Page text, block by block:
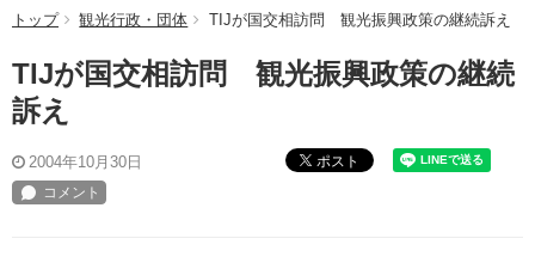
トップ 観光行政・団体 TIJが国交相訪問 観光振興政策の継続訴え
TIJが国交相訪問 観光振興政策の継続
訴え
2004年10月30日 ポスト